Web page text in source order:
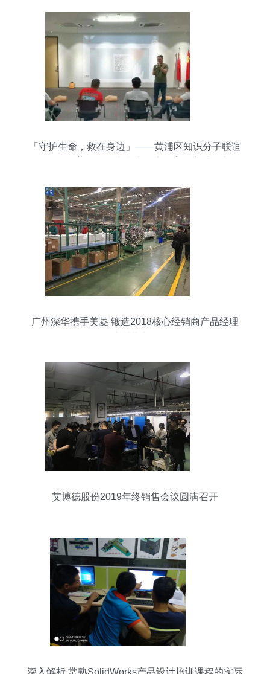
「守护生命，救在身边」——黄浦区知识分子联谊
广州深华携手美菱 锻造2018核心经销商产品经理
艾博德股份2019年终销售会议圆满召开
深入解析 常熟SolidWorks产品设计培训课程的实际